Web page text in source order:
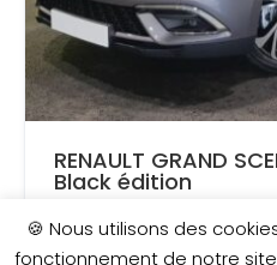
RENAULT GRAND
Black édition
AJOUTÉ LE 11 OCTOBRE 2021
🍪 Nous utilisons des
fonctionnement de notre